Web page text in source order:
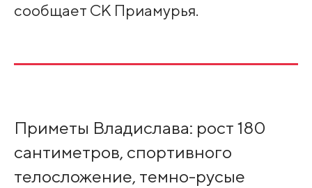
сообщает СК Приамурья.
Приметы Владислава: рост 180
сантиметров, спортивного
телосложение, темно-русые